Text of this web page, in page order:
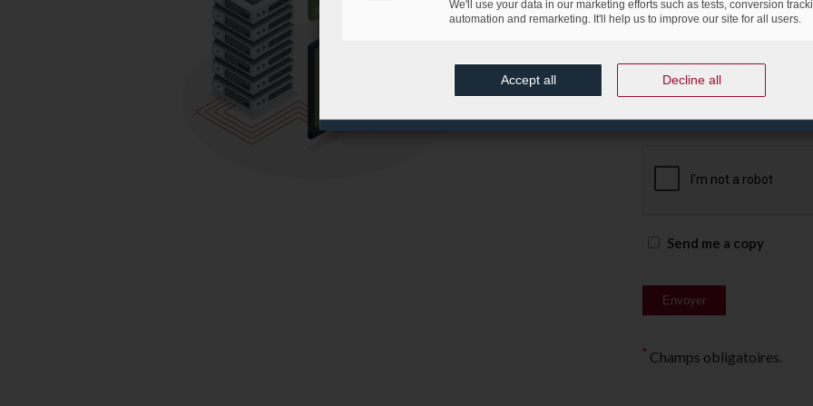
Send me a copy
* Champs obligatoires.
We'll use your data in our marketing efforts such as tests, conversion
automation and remarketing. It'll help us to improve our site for all users.
Accept all Decline all